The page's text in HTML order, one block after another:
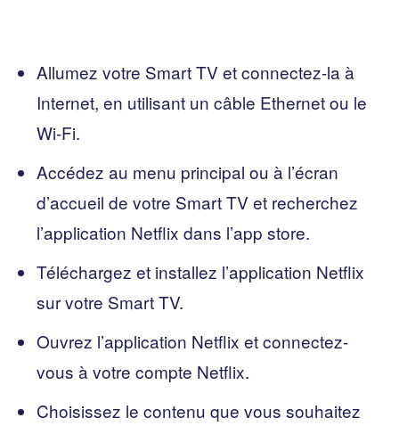
Allumez votre Smart TV et connectez-la à
Internet, en utilisant un câble Ethernet ou le
Wi-Fi.
Accédez au menu principal ou à l’écran
d’accueil de votre Smart TV et recherchez
l’application Netflix dans l’app store.
Téléchargez et installez l’application Netflix
sur votre Smart TV.
Ouvrez l’application Netflix et connectez-
vous à votre compte Netflix.
Choisissez le contenu que vous souhaitez